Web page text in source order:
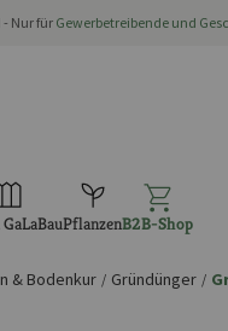
Nur für Gewerbetreibende und
PflanzenB2B-Shop
& Bodenkur / Gründünger /